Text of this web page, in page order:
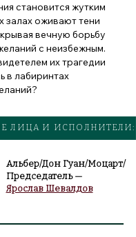
становится жутким
залах оживают тени
вечную борьбу
с неизбежным.
их трагедии
в лабиринтах
ЛИЦА И ИСПОЛНИТЕЛИ:
Альбер/Дон Гуан/Моцарт/
Председатель —
Ярослав Шевалдов